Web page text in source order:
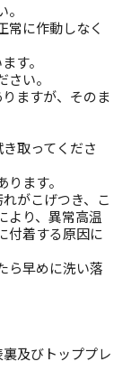
常に作動しなく
す。
い。
ますが、そのま
取ってくださ
ます。
がこげつき、こ
より、異常高温
付着する原因に
ら早めに洗い落
及びトッププレ